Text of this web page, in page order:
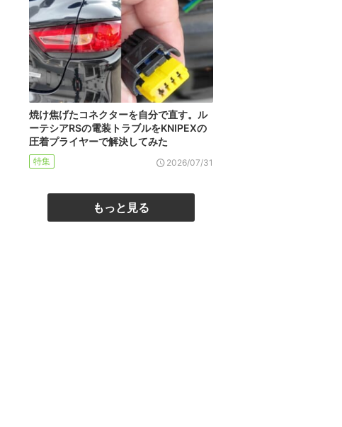
焼け焦げたコネクターを自分で直す。ル
ーテシアRSの電装トラブルをKNIPEXの
圧着プライヤーで解決してみた
特集 2026/07/31
もっと見る